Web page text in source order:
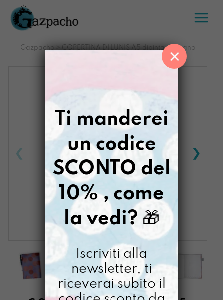
Salta
contenuto
Gazpacho > COPERTINA DI LUNIS A5 dipinta a amano
Ti manderei
un codice
SCONTO del
10% , come
la vedi? 🎁
Iscriviti alla
newsletter, ti
riceverai subito il
×